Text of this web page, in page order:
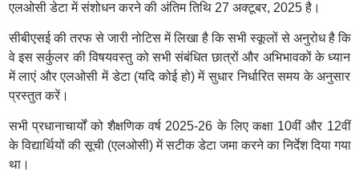
एलओसी डेटा में संशोधन करने की अंतिम तिथि 27 अक्टूबर, 2025 है।
सीबीएसई की तरफ से जारी नोटिस में लिखा है कि सभी स्कूलों से अनुरोध है कि
वे इस सर्कुलर की विषयवस्तु को सभी संबंधित छात्रों और अभिभावकों के ध्यान
में लाएं और एलओसी में डेटा (यदि कोई हो) में सुधार निर्धारित समय के अनुसार
प्रस्तुत करें।
सभी प्रधानाचार्यों को शैक्षणिक वर्ष 2025-26 के लिए कक्षा 10वीं और 12वीं
के विद्यार्थियों की सूची (एलओसी) में सटीक डेटा जमा करने का निर्देश दिया गया
था।